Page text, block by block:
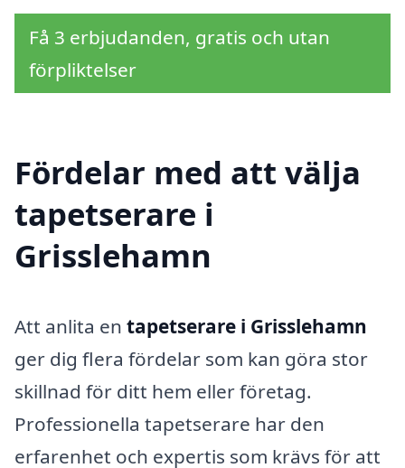
Få 3 erbjudanden, gratis och utan
förpliktelser
Fördelar med att välja
tapetserare i
Grisslehamn
Att anlita en tapetserare i Grisslehamn
ger dig flera fördelar som kan göra stor
skillnad för ditt hem eller företag.
Professionella tapetserare har den
erfarenhet och expertis som krävs för att